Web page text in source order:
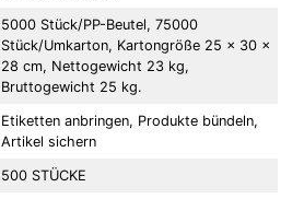
5000 Stück/PP-Beutel, 75000
Stück/Umkarton, Kartongröße 25 x 30 x
28 cm, Nettogewicht 23 kg,
Bruttogewicht 25 kg.
Etiketten anbringen, Produkte bündeln,
Artikel sichern
500 STÜCKE